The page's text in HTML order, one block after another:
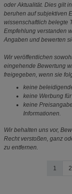
oder Aktualität. Dies gilt
beruhen auf subjektiven
wissenschaftlich belegte
Empfehlung verstanden
Angaben und bewerten
Wir veröffentlichen
eingehende Bewertung
freigegeben, wenn sie
keine
keine Werbung
keine
Informationen.
Wir behalten uns vor,
Recht verstoßen, ganz
zu entfernen.
1 2